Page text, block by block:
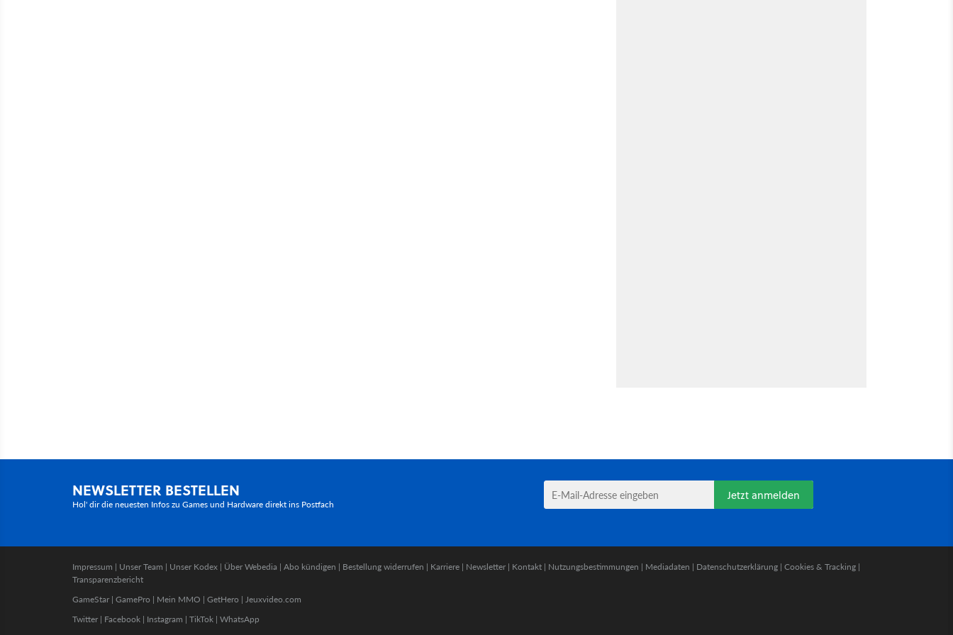
NEWSLETTER BESTELLEN
Hol' dir die neuesten Infos zu Games und Hardware direkt ins Postfach
Jetzt anmelden
Impressum | Unser Team | Unser Kodex | Über Webedia | Abo kündigen | Bestellung widerrufen | Karriere | Newsletter | Kontakt | Nutzungsbestimmungen | Mediadaten | Datenschutzerklärung | Cookies & Tracking |
Transparenzbericht
GameStar | GamePro | Mein MMO | GetHero | Jeuxvideo.com
Twitter | Facebook | Instagram | TikTok | WhatsApp